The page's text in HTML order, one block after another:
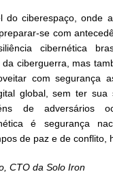
do ciberespaço, onde
se com
cibernética
ciberguerra, mas
com segurança
global, sem ter sua
de adversários
é segurança
de paz e de conflito,
CTO da Solo Iron